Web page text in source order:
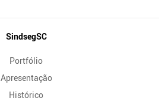
SindsegSC
Portfólio
Apresentação
Histórico